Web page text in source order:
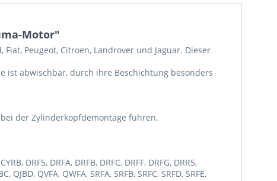
Motor"
Peugeot, Citroen, Landrover und Jaguar. Dieser
ist abwischbar, durch ihre Beschichtung besonders
der Zylinderkopfdemontage führen.
DRF5, DRFA, DRFB, DRFC, DRFF, DRFG, DRR5,
QJBD, QVFA, QWFA, SRFA, SRFB, SRFC, SRFD, SRFE,